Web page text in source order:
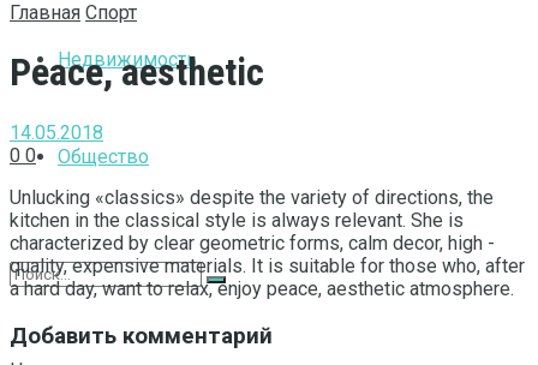
Недвижимость
Общество
Главная Спорт
Peace, aesthetic
14.05.2018
0 0
Unlucking «classics» despite the variety of directions, the
kitchen in the classical style is always relevant. She is
characterized by clear geometric forms, calm decor, high -
quality, expensive materials. It is suitable for those who, after
a hard day, want to relax, enjoy peace, aesthetic atmosphere.
Добавить комментарий